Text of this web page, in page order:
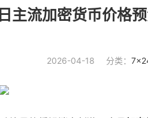
主流加密货币价格
2026-04-18 分类：